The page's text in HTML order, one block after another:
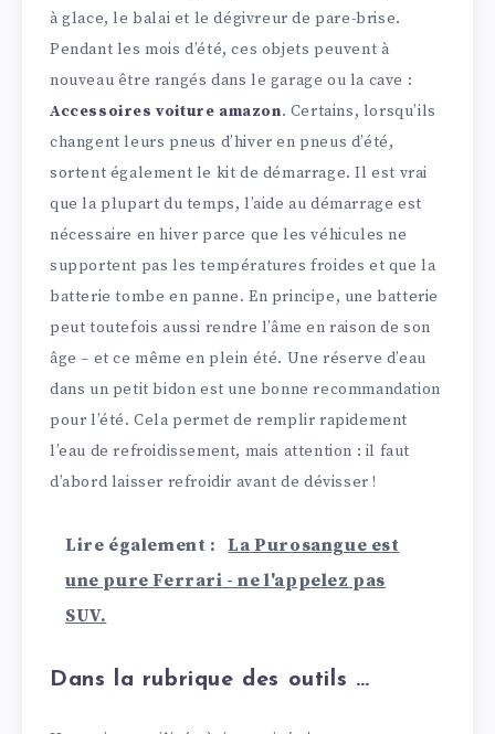
à glace, le balai et le dégivreur de pare-brise.
Pendant les mois d’été, ces objets peuvent à
nouveau être rangés dans le garage ou la cave :
Accessoires voiture amazon. Certains, lorsqu’ils
changent leurs pneus d’hiver en pneus d’été,
sortent également le kit de démarrage. Il est vrai
que la plupart du temps, l’aide au démarrage est
nécessaire en hiver parce que les véhicules ne
supportent pas les températures froides et que la
batterie tombe en panne. En principe, une batterie
peut toutefois aussi rendre l’âme en raison de son
âge – et ce même en plein été. Une réserve d’eau
dans un petit bidon est une bonne recommandation
pour l’été. Cela permet de remplir rapidement
l’eau de refroidissement, mais attention : il faut
d’abord laisser refroidir avant de dévisser !
Lire également :
La Purosangue est
une pure Ferrari - ne l'appelez pas
SUV.
Dans la rubrique des outils …